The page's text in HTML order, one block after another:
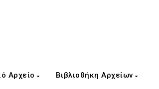
Αρχείο Βιβλιοθήκη Αρχείων